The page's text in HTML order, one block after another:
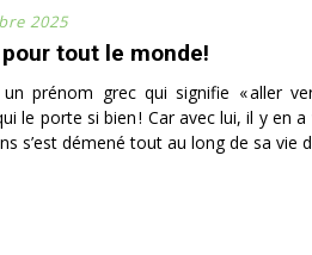
2025
pour tout le monde!
un prénom grec qui signifie « aller
le porte si bien ! Car avec lui, il y en
s’est démené tout au long de sa vie